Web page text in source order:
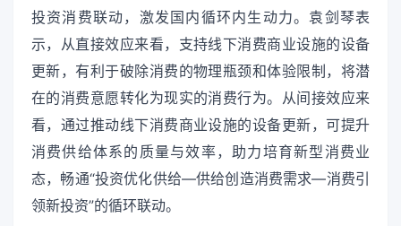
投资消费联动，激发国内循环内生动力。袁剑琴表
示，从直接效应来看，支持线下消费商业设施的设备
更新，有利于破除消费的物理瓶颈和体验限制，将潜
在的消费意愿转化为现实的消费行为。从间接效应来
看，通过推动线下消费商业设施的设备更新，可提升
消费供给体系的质量与效率，助力培育新型消费业
态，畅通“投资优化供给—供给创造消费需求—消费引
领新投资”的循环联动。